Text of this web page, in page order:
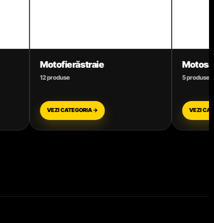
Motosape și Motocultoare
VEZI CATEGORIA →